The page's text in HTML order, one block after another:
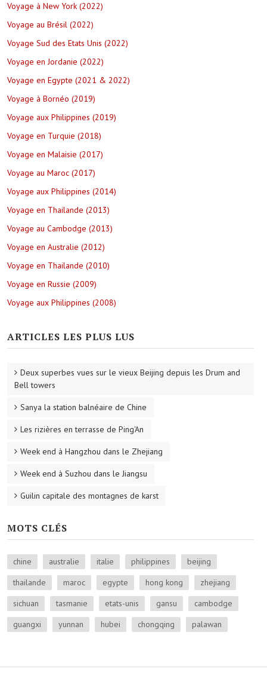
Voyage à New York (2022)
Voyage au Brésil (2022)
Voyage Sud des Etats Unis (2022)
Voyage en Jordanie (2022)
Voyage en Egypte (2021 & 2022)
Voyage à Bornéo (2019)
Voyage aux Philippines (2019)
Voyage en Turquie (2018)
Voyage en Malaisie (2017)
Voyage au Maroc (2017)
Voyage aux Philippines (2014)
Voyage en Thailande (2013)
Voyage au Cambodge (2013)
Voyage en Australie (2012)
Voyage en Thailande (2010)
Voyage en Russie (2009)
Voyage aux Philippines (2008)
ARTICLES LES PLUS LUS
Deux superbes vues sur le vieux Beijing depuis les Drum and
Bell towers
Sanya la station balnéaire de Chine
Les rizières en terrasse de Ping'An
Week end à Hangzhou dans le Zhejiang
Week end à Suzhou dans le Jiangsu
Guilin capitale des montagnes de karst
MOTS CLÉS
chine australie italie philippines
beijing
thailande
maroc egypte hong kong
zhejiang
sichuan
tasmanie etats-unis gansu
cambodge
guangxi
yunnan hubei chongqing palawan